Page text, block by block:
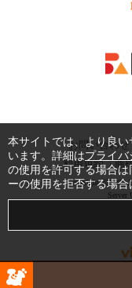
お問い合わせ
利用規約
商
Copyright © 1999-
Server
本サイトでは、より良
います。詳細はプライバ
の使用を許可する場合
ーの使用を拒否する場合